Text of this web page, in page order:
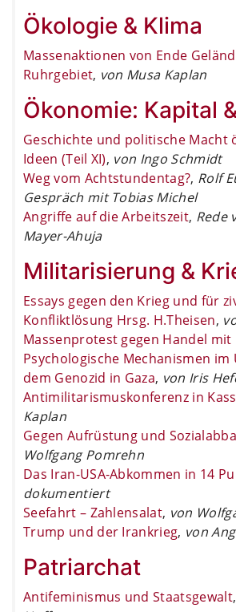
Ökologie & Klima
Massenaktionen von Ende
Ruhrgebiet, von Musa Kaplan
Ökonomie: Kapital
Geschichte und politische Macht
Ideen (Teil XI), von Ingo Schmidt
Weg vom Achtstundentag?, Rolf
Gespräch mit Tobias Michel
Angriffe auf die Arbeitszeit, Rede
Mayer-Ahuja
Militarisierung &
Essays gegen den Krieg und für
Konfliktlösung Hrsg. H.Theisen,
Massenprotest gegen Handel mit
Psychologische Mechanismen im
dem Genozid in Gaza, von Iris
Antimilitarismuskonferenz in
Kaplan
Gegen Aufrüstung und
Wolfgang Pomrehn
Das Iran-USA-Abkommen in 14
dokumentiert
Seefahrt – Zahlensalat, von
Trump und der Irankrieg, von
Patriarchat
Antifeminismus und Staatsgewalt,